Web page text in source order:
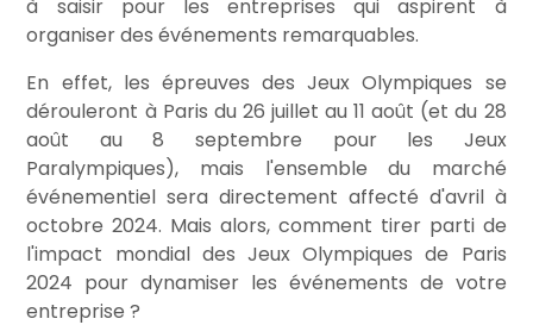
à saisir pour les entreprises qui aspirent à
organiser des événements remarquables.
En effet, les épreuves des Jeux Olympiques se
dérouleront à Paris du 26 juillet au 11 août (et du 28
août au 8 septembre pour les Jeux
Paralympiques), mais l'ensemble du marché
événementiel sera directement affecté d'avril à
octobre 2024. Mais alors, comment tirer parti de
l'impact mondial des Jeux Olympiques de Paris
2024 pour dynamiser les événements de votre
entreprise ?